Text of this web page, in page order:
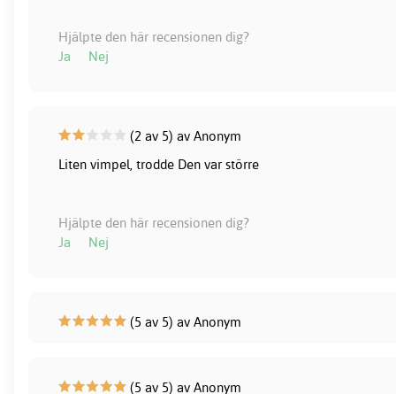
Hjälpte den här recensionen dig?
Ja
Nej
(2 av 5) av Anonym
Liten vimpel, trodde Den var större
Hjälpte den här recensionen dig?
Ja
Nej
(5 av 5) av Anonym
(5 av 5) av Anonym